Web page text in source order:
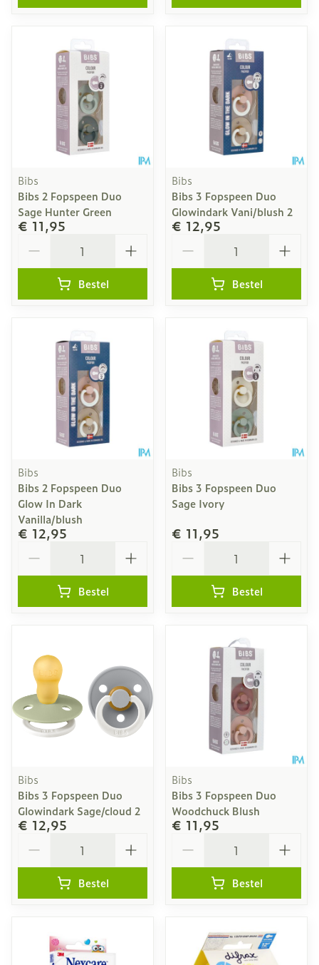
Bibs
Bibs 2 Fopspeen Duo
Sage Hunter Green
€ 11,95
Bestel
Bibs
Bibs 3 Fopspeen Duo
Glowindark Vani/blush 2
€ 12,95
Bestel
Bibs
Bibs 2 Fopspeen Duo
Glow In Dark
Vanilla/blush
€ 12,95
Bestel
Bibs
Bibs 3 Fopspeen Duo
Sage Ivory
€ 11,95
Bestel
Bibs
Bibs 3 Fopspeen Duo
Glowindark Sage/cloud 2
€ 12,95
Bestel
Bibs
Bibs 3 Fopspeen Duo
Woodchuck Blush
€ 11,95
Bestel